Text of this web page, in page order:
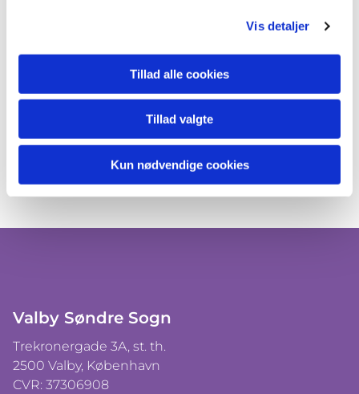
Vis detaljer
Tillad alle cookies
Tillad valgte
Kun nødvendige cookies
Valby Søndre Sogn
Trekronergade 3A, st. th.
2500 Valby, København
CVR: 37306908